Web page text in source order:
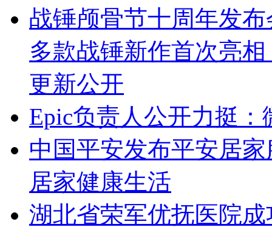
战锤颅骨节十周年发
多款战锤新作首次亮
更新公开
Epic负责人公开力挺
中国平安发布平安居
居家健康生活
湖北省荣军优抚医院